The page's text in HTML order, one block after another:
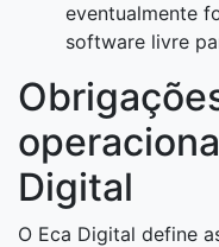
eventualmente
software livre
Digital
O Eca Digital define